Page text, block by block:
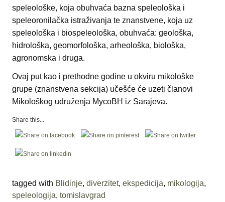
speleološke, koja obuhvaća bazna speleološka i
speleoronilačka istraživanja te znanstvene, koja uz
speleološka i biospeleološka, obuhvaća: geološka,
hidrološka, geomorfološka, arheološka, biološka,
agronomska i druga.
Ovaj put kao i prethodne godine u okviru mikološke
grupe (znanstvena sekcija) učešće će uzeti članovi
Mikološkog udruženja MycoBH iz Sarajeva.
Share this...
tagged with Blidinje, diverzitet, ekspedicija, mikologija,
speleologija, tomislavgrad